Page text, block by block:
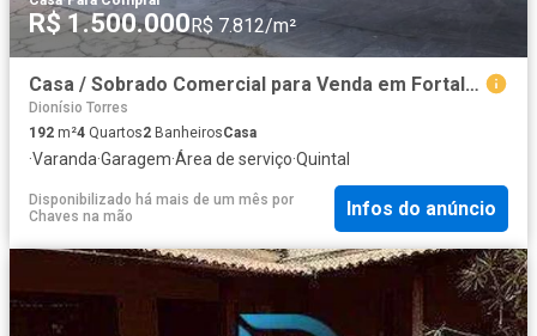
R$ 1.500.000 R$ 7.812/m²
Casa / Sobrado Comercial para Venda em Fortaleza/CE Dionisio Torres 4 Quartos
Dionísio Torres
192 m²4 Quartos2 BanheirosCasa
·Varanda·Garagem·Área de serviço·Quintal
Disponibilizado há mais de um mês por
Chaves na mão
Infos do anúncio